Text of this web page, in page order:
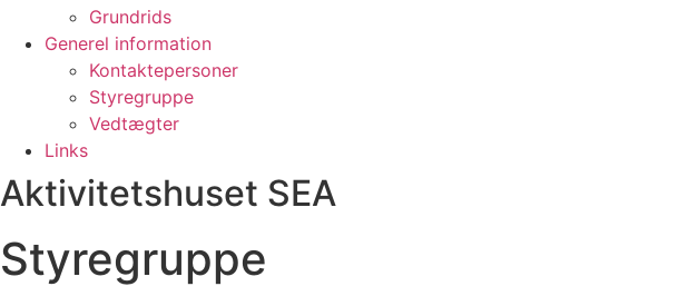
Grundrids
Generel information
Kontaktepersoner
Styregruppe
Vedtægter
Links
Aktivitetshuset SEA
Styregruppe